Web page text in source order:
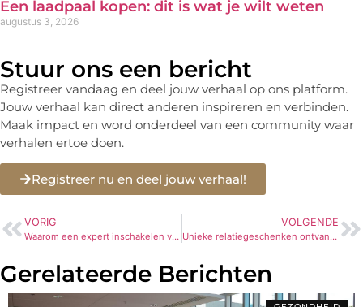
Een laadpaal kopen: dit is wat je wilt weten
augustus 3, 2026
Stuur ons een bericht
Registreer vandaag en deel jouw verhaal op ons platform.
Jouw verhaal kan direct anderen inspireren en verbinden.
Maak impact en word onderdeel van een community waar
verhalen ertoe doen.
Registreer nu en deel jouw verhaal!
VORIG
Waarom een expert inschakelen voor de systeembouw van uw bedrijfshallen
VOLGENDE
Unieke relatiegeschenken ontvangen in Utrecht: een bijzondere ervaring
Gerelateerde Berichten